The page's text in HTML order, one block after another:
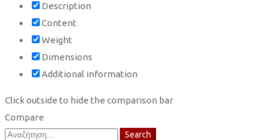
Description
Content
Weight
Dimensions
Additional information
Click outside to hide the comparison bar
Compare
Search
Search